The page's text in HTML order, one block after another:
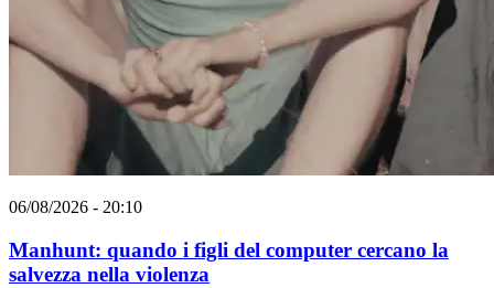
06/08/2026 - 20:10
Manhunt: quando i figli del computer cercano la
salvezza nella violenza